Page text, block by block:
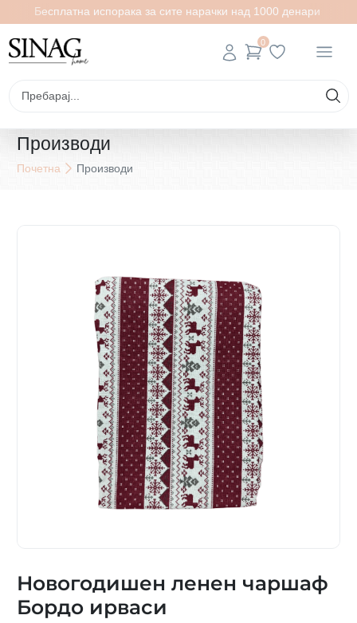
Бесплатна испорака за сите нарачки над 1000 денари
0
Производи
Почетна Производи
Новогодишен ленен чаршаф
Бордо ирваси